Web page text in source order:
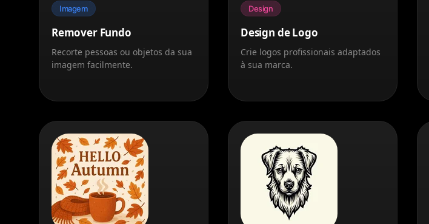
Imagem
Remover Fundo
Recorte pessoas ou objetos da sua
imagem facilmente.
Design
Design de Logo
Crie logos profissionais adaptados
à sua marca.